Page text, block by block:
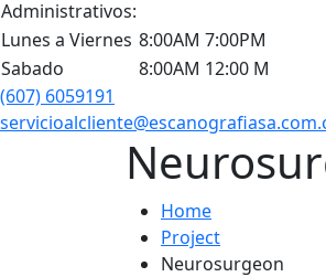
Administrativos:
Lunes a Viernes 8:00AM 7:00PM
Sabado
8:00AM 12:00 M
(607) 6059191
Home
Project
Neurosurgeon